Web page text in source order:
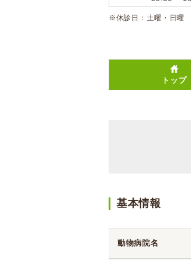
※休診日：土曜・日曜
トップ
基本情報
動物病院名